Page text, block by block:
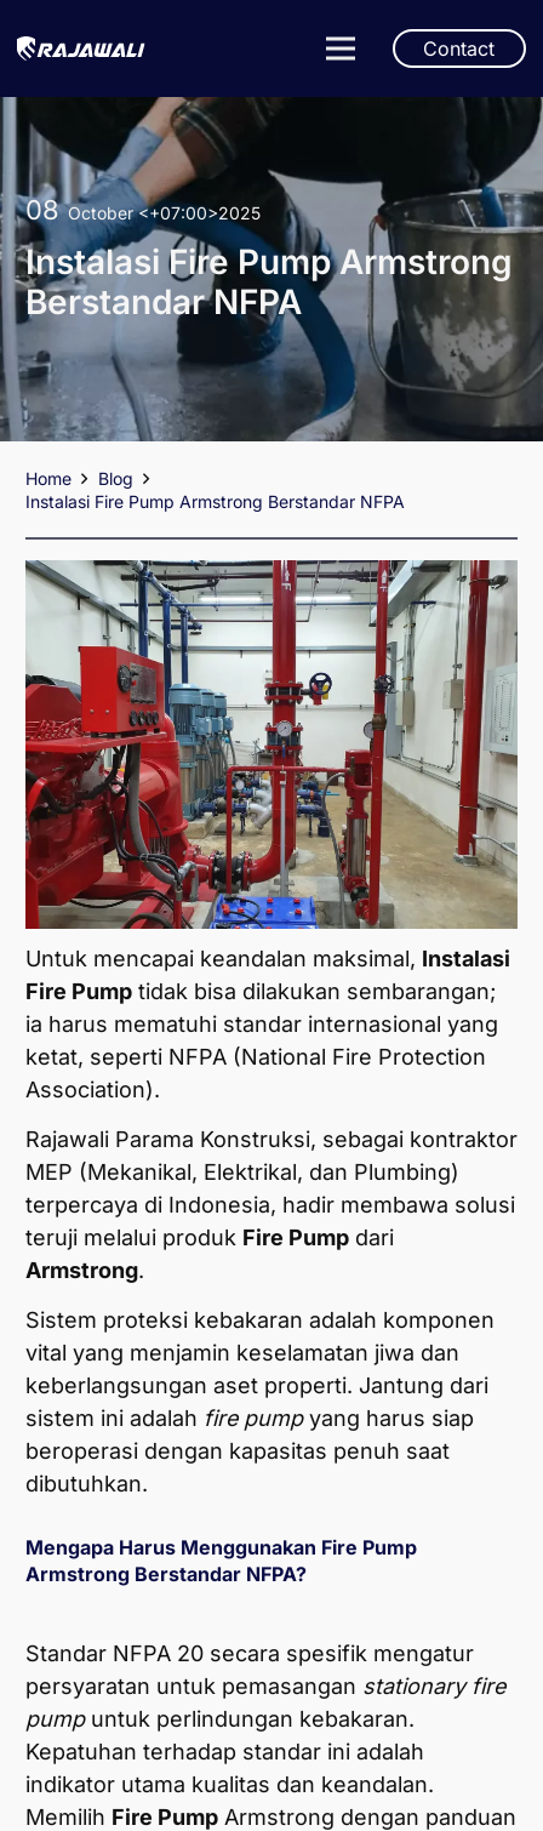
Contact
08 October<+07:00>2025
Instalasi Fire Pump Armstrong
Berstandar NFPA
Home
Blog
Instalasi Fire Pump Armstrong Berstandar NFPA
Untuk mencapai keandalan maksimal, Instalasi
Fire Pump tidak bisa dilakukan sembarangan;
ia harus mematuhi standar internasional yang
ketat, seperti NFPA (National Fire Protection
Association).
Rajawali Parama Konstruksi, sebagai kontraktor
MEP (Mekanikal, Elektrikal, dan Plumbing)
terpercaya di Indonesia, hadir membawa solusi
teruji melalui produk Fire Pump dari
Armstrong.
Sistem proteksi kebakaran adalah komponen
vital yang menjamin keselamatan jiwa dan
keberlangsungan aset properti. Jantung dari
sistem ini adalah fire pumpyang harus siap
beroperasi dengan kapasitas penuh saat
dibutuhkan.
Mengapa Harus Menggunakan Fire Pump
Armstrong Berstandar NFPA?
Standar NFPA 20 secara spesifik mengatur
persyaratan untuk pemasangan stationary fire
pumpuntuk perlindungan kebakaran.
Kepatuhan terhadap standar ini adalah
indikator utama kualitas dan keandalan.
Memilih Fire Pump Armstrong dengan panduan